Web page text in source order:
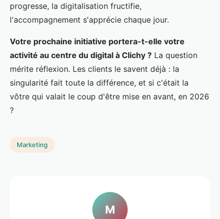
progresse, la digitalisation fructifie,
l'accompagnement s'apprécie chaque jour.
Votre prochaine initiative portera-t-elle votre
activité au centre du digital à Clichy ? La question
mérite réflexion. Les clients le savent déjà : la
singularité fait toute la différence, et si c'était la
vôtre qui valait le coup d'être mise en avant, en 2026
?
Marketing
M